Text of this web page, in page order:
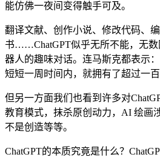
能仿佛一夜间变得触手可及。
翻译文献、创作小说、修改代码、
书……ChatGPT似乎无所不能，无
器人的趣味对话。连马斯克都表示
短短一周时间内，就拥有了超过一百
但另一方面我们也看到许多对
教育模式，抹杀原创动力，AI 绘画
不是创造等等。
ChatGPT的本质究竟是什么？